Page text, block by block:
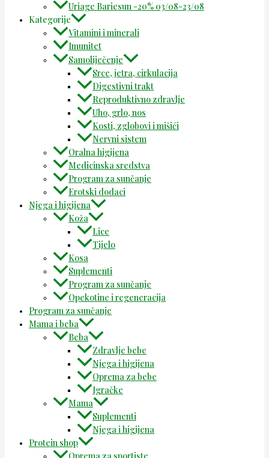
Uriage Bariesun -20% 03/08-23/08
Kategorije
Vitamini i minerali
Imunitet
Samoliječenje
Srce, jetra, cirkulacija
Digestivni trakt
Reproduktivno zdravlje
Uho, grlo, nos
Kosti, zglobovi i mišići
Nervni sistem
Oralna higijena
Medicinska sredstva
Program za sunčanje
Erotski dodaci
Njega i higijena
Koža
Lice
Tijelo
Kosa
Suplementi
Program za sunčanje
Opekotine i regeneracija
Program za sunčanje
Mama i beba
Beba
Zdravlje bebe
Njega i higijena
Oprema za bebe
Igračke
Mama
Suplementi
Njega i higijena
Protein shop